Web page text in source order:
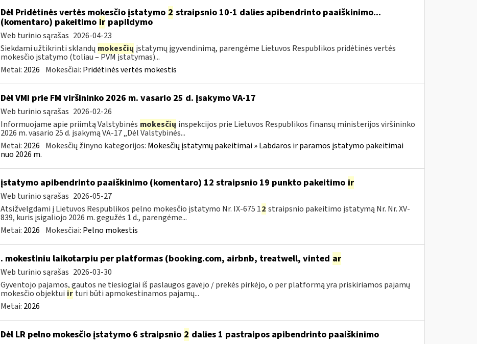
Dėl Pridėtinės vertės mokesčio įstatymo 2 straipsnio 10-1 dalies apibendrinto paaiškinimo...
(komentaro) pakeitimo irpapildymo
Web turinio sąrašas 2026-04-23
Siekdami užtikrinti sklandų mokesčių įstatymų įgyvendinimą, parengėme Lietuvos Respublikos pridėtinės vertės
mokesčio įstatymo (toliau – PVM įstatymas)...
Metai: 2026 Mokesčiai: Pridėtinės vertės mokestis
Dėl VMI prie FM viršininko 2026 m. vasario 25 d. įsakymo VA-17
Web turinio sąrašas 2026-02-26
Informuojame apie priimtą Valstybinės mokesčių inspekcijos prie Lietuvos Respublikos finansų ministerijos viršininko
2026 m. vasario 25 d. įsakymą VA-17 „Dėl Valstybinės...
Metai: 2026 Mokesčių žinyno kategorijos: Mokesčių įstatymų pakeitimai » Labdaros ir paramos įstatymo pakeitimai
nuo 2026 m.
įstatymo apibendrinto paaiškinimo (komentaro) 12 straipsnio 19 punkto pakeitimo ir
Web turinio sąrašas 2026-05-27
Atsižvelgdami į Lietuvos Respublikos pelno mokesčio įstatymo Nr. IX-675 12 straipsnio pakeitimo įstatymą Nr. Nr. XV-
839, kuris įsigaliojo 2026 m. gegužės 1 d., parengėme...
Metai: 2026 Mokesčiai: Pelno mokestis
. mokestiniu laikotarpiu per platformas (booking.com, airbnb, treatwell, vinted ar
Web turinio sąrašas 2026-03-30
Gyventojo pajamos, gautos ne tiesiogiai iš paslaugos gavėjo / prekės pirkėjo, o per platformą yra priskiriamos pajamų
mokesčio objektui ir turi būti apmokestinamos pajamų...
Metai: 2026
Dėl LR pelno mokesčio įstatymo 6 straipsnio 2 dalies 1 pastraipos apibendrinto paaiškinimo